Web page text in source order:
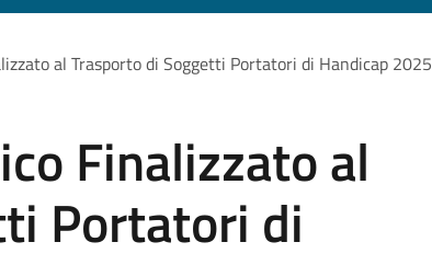
al Trasporto di Soggetti Portatori di Handicap 2025
Finalizzato al
Portatori di